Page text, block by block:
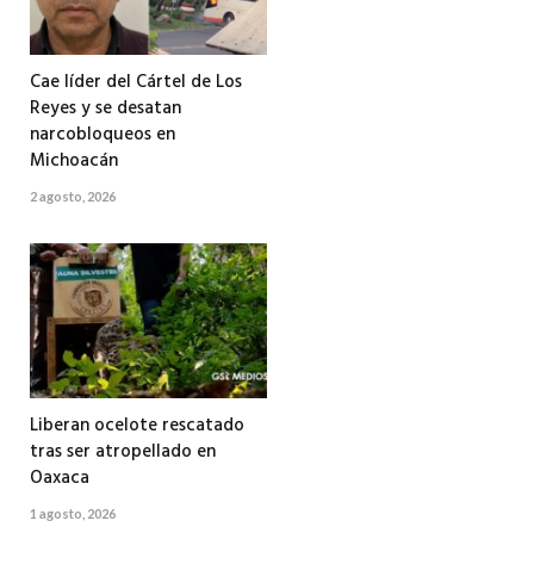
Cae líder del Cártel de Los
Reyes y se desatan
narcobloqueos en
Michoacán
2 agosto, 2026
Liberan ocelote rescatado
tras ser atropellado en
Oaxaca
1 agosto, 2026